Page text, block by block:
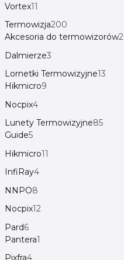
Vortex11
Termowizja200
Akcesoria do termowizorów2
Dalmierze3
Lornetki Termowizyjne13
Hikmicro9
Nocpix4
Lunety Termowizyjne85
Guide5
Hikmicro11
InfiRay4
NNPO8
Nocpix12
Pard6
Pantera1